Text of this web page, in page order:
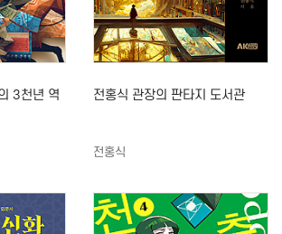
3천년 역
전홍식 관장의 판타지 도서관
전홍식